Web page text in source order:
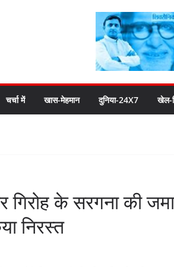
चर्चा में खास-मेहमान दुनिया-24X7 खेल-
गिरोह के सरगना की
निरस्त